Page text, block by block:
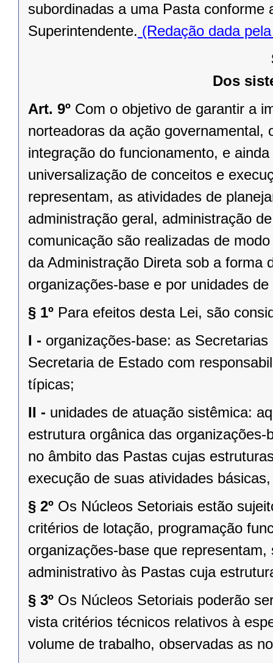
subordinadas a uma Pasta
Superintendente. (Redação dada
Dos
Art. 9º Com o objetivo de garantir a
norteadoras da ação governamental,
integração do funcionamento, e
universalização de conceitos e
representam, as atividades de
administração geral, administração
comunicação são realizadas de
da Administração Direta sob a forma
organizações-base e por unidades
§ 1º Para efeitos desta Lei, são
I - organizações-base: as
Secretaria de Estado com
típicas;
II - unidades de atuação sistêmica:
estrutura orgânica das
no âmbito das Pastas cujas
execução de suas atividades
§ 2º Os Núcleos Setoriais estão
critérios de lotação, programação
organizações-base que
administrativo às Pastas cuja
§ 3º Os Núcleos Setoriais poderão
vista critérios técnicos relativos à
volume de trabalho, observadas as